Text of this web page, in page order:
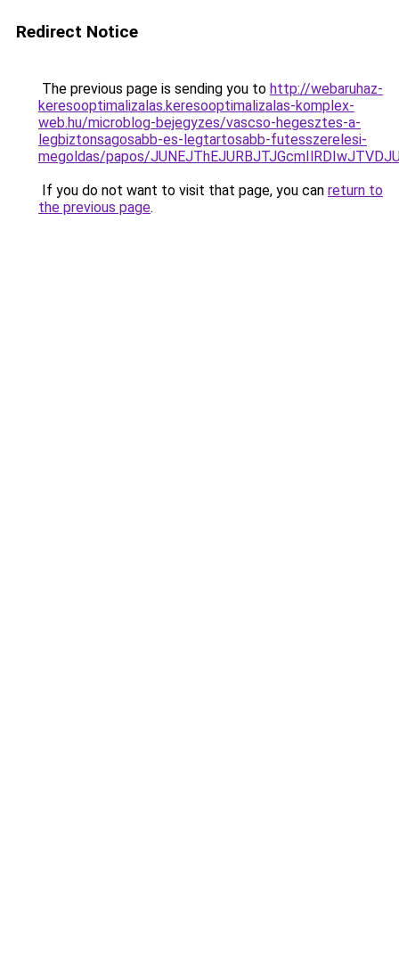
Redirect Notice
The previous page is sending you to http://webaruhaz-
keresooptimalizalas.keresooptimalizalas-komplex-
web.hu/microblog-bejegyzes/vascso-hegesztes-a-
legbiztonsagosabb-es-legtartosabb-futesszerelesi-
megoldas/papos/
If you do not want to visit that page, you can return to
the previous page.